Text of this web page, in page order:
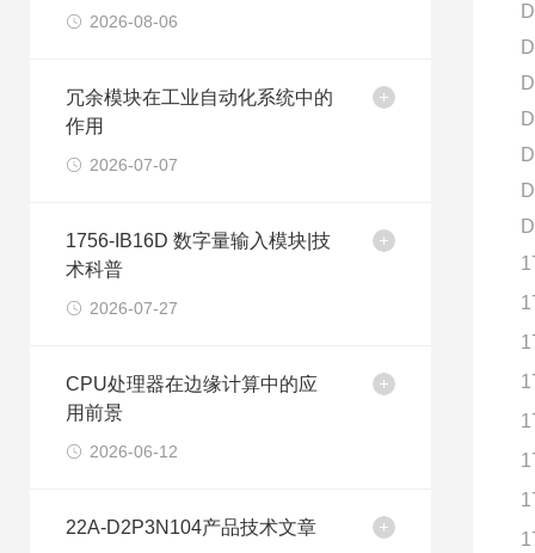
2026-08-06
冗余模块在工业自动化系统中的
作用
2026-07-07
1756-IB16D 数字量输入模块|技
术科普
2026-07-27
CPU处理器在边缘计算中的应
用前景
2026-06-12
22A-D2P3N104产品技术文章